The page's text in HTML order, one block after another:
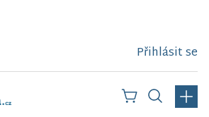
Přihlásit se